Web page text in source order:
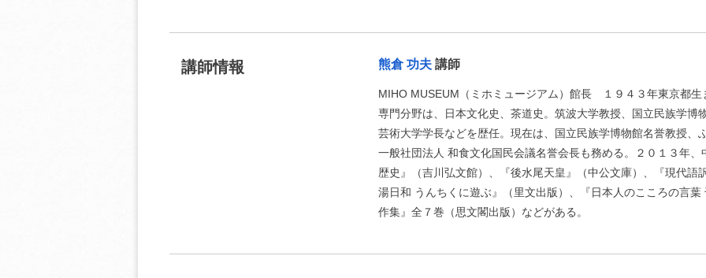
講師情報 熊倉 功夫講師
MIHO MUSEUM（ミホミュージアム）館長 １９４３年東京都生
専門分野は、日本文化史、茶道史。筑波大学教授、国立民族学博
芸術大学学長などを歴任。現在は、国立民族学博物館名誉教授、
一般社団法人 和食文化国民会議名誉会長も務める。２０１３年
歴史』（吉川弘文館）、『後水尾天皇』（中公文庫）、『現代語
湯日和 うんちくに遊ぶ』（里文出版）、『日本人のこころの言
作集』全７巻（思文閣出版）などがある。